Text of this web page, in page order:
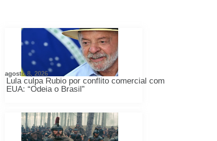
Lula culpa Rubio por conflito comercial com
EUA: “Odeia o Brasil”
agosto 8, 2026